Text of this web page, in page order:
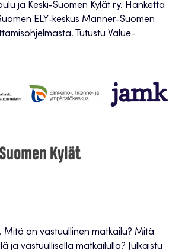
ja Keski-Suomen Kylät ry. Hanketta
ELY-keskus Manner-Suomen
Tutustu Value-
Mitä on vastuullinen matkailu? Mitä
ja vastuullisella matkailulla? Julkaistu